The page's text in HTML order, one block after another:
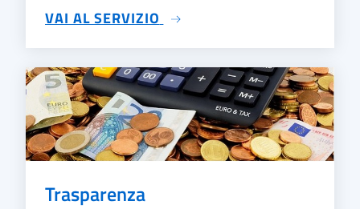
VAI AL SERVIZIO SU ATTI AMMINISTRATIVI
Trasparenza